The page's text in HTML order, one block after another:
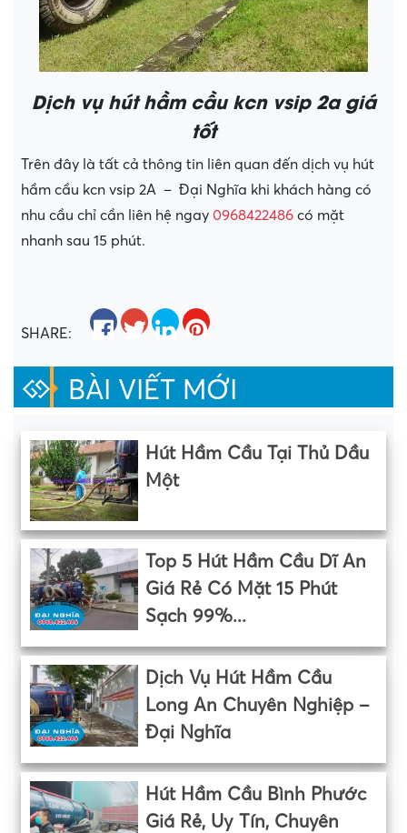
Dịch vụ hút hầm cầu kcn vsip 2a giá
tốt
Trên đây là tất cả thông tin liên quan đến dịch vụ hút
hầm cầu kcn vsip 2A – Đại Nghĩa khi khách hàng có
nhu cầu chỉ cần liên hệ ngay 0968422486 có mặt
nhanh sau 15 phút.
SHARE:
BÀI VIẾT MỚI
Hút Hầm Cầu Tại Thủ Dầu
Một
Top 5 Hút Hầm Cầu Dĩ An
Giá Rẻ Có Mặt 15 Phút
Sạch 99%...
Dịch Vụ Hút Hầm Cầu
Long An Chuyên Nghiệp –
Đại Nghĩa
Hút Hầm Cầu Bình Phước
Giá Rẻ, Uy Tín, Chuyên